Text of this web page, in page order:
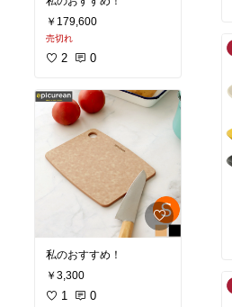
￥179,600
売切れ
2 0
私のおすすめ！
￥3,300
1 0